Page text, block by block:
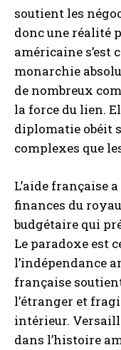
soutient les
donc une réalité
américaine s’est
monarchie
de nombreux
la force du lien.
diplomatie obéit
complexes que
L’aide française
finances du
budgétaire qui
Le paradoxe est
l’indépendance
française
l’étranger et
intérieur.
dans l’histoire